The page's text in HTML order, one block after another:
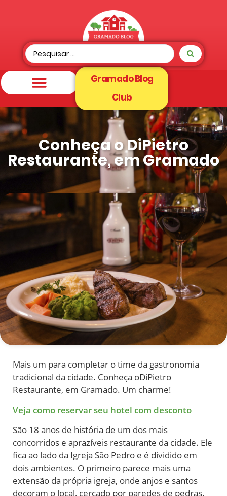
Gramado Blog
Club
Conheça o DiPietro
Restaurante, em Gramado
Mais um para completar o time da gastronomia
tradicional da cidade. Conheça oDiPietro
Restaurante, em Gramado. Um charme!
Veja como reservar seu hotel com desconto
São 18 anos de história de um dos mais
concorridos e aprazíveis restaurante da cidade. Ele
fica ao lado da Igreja São Pedro e é dividido em
dois ambientes. O primeiro parece mais uma
extensão da própria igreja, onde anjos e santos
decoram o local, cercado por paredes de pedras.